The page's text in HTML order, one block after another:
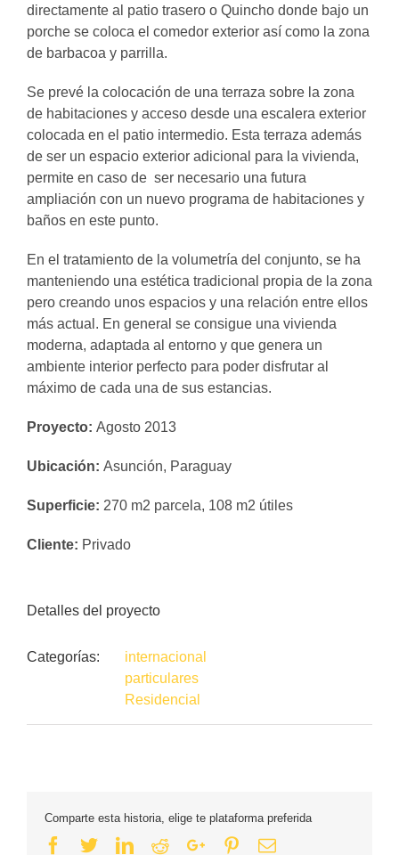
directamente al patio trasero o Quincho donde bajo un
porche se coloca el comedor exterior así como la zona
de barbacoa y parrilla.
Se prevé la colocación de una terraza sobre la zona
de habitaciones y acceso desde una escalera exterior
colocada en el patio intermedio. Esta terraza además
de ser un espacio exterior adicional para la vivienda,
permite en caso de ser necesario una futura
ampliación con un nuevo programa de habitaciones y
baños en este punto.
En el tratamiento de la volumetría del conjunto, se ha
manteniendo una estética tradicional propia de la zona
pero creando unos espacios y una relación entre ellos
más actual. En general se consigue una vivienda
moderna, adaptada al entorno y que genera un
ambiente interior perfecto para poder disfrutar al
máximo de cada una de sus estancias.
Proyecto: Agosto 2013
Ubicación: Asunción, Paraguay
Superficie: 270 m2 parcela, 108 m2 útiles
Cliente: Privado
Detalles del proyecto
Categorías:
internacional
particulares
Residencial
Comparte esta historia, elige te plataforma preferida
Facebook
TwitterLinkedin
RedditGoogle+Pinterest
Email